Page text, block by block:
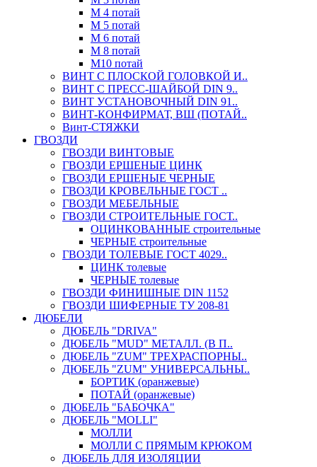
М 4 потай
М 5 потай
М 6 потай
М 8 потай
М10 потай
ВИНТ С ПЛОСКОЙ ГОЛОВКОЙ И..
ВИНТ С ПРЕСС-ШАЙБОЙ DIN 9..
ВИНТ УСТАНОВОЧНЫЙ DIN 91..
ВИНТ-КОНФИРМАТ, ВШ (ПОТАЙ..
Винт-СТЯЖКИ
ГВОЗДИ
ГВОЗДИ ВИНТОВЫЕ
ГВОЗДИ ЕРШЕНЫЕ ЦИНК
ГВОЗДИ ЕРШЕНЫЕ ЧЕРНЫЕ
ГВОЗДИ КРОВЕЛЬНЫЕ ГОСТ ..
ГВОЗДИ МЕБЕЛЬНЫЕ
ГВОЗДИ СТРОИТЕЛЬНЫЕ ГОСТ..
ОЦИНКОВАННЫЕ строительные
ЧЕРНЫЕ строительные
ГВОЗДИ ТОЛЕВЫЕ ГОСТ 4029..
ЦИНК толевые
ЧЕРНЫЕ толевые
ГВОЗДИ ФИНИШНЫЕ DIN 1152
ГВОЗДИ ШИФЕРНЫЕ ТУ 208-81
ДЮБЕЛИ
ДЮБЕЛЬ "DRIVA"
ДЮБЕЛЬ "MUD" МЕТАЛЛ. (В П..
ДЮБЕЛЬ "ZUM" ТРЕХРАСПОРНЫ..
ДЮБЕЛЬ "ZUM" УНИВЕРСАЛЬНЫ..
БОРТИК (оранжевые)
ПОТАЙ (оранжевые)
ДЮБЕЛЬ "БАБОЧКА"
ДЮБЕЛЬ "МOLLI"
МОЛЛИ
МОЛЛИ С ПРЯМЫМ КРЮКОМ
ДЮБЕЛЬ ДЛЯ ИЗОЛЯЦИИ